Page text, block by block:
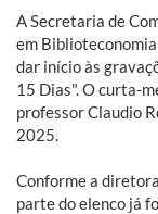
A Secretaria de
em
dar início às
15 Dias". O curta-
professor Claudio
2025.
Conforme a
parte do elenco já